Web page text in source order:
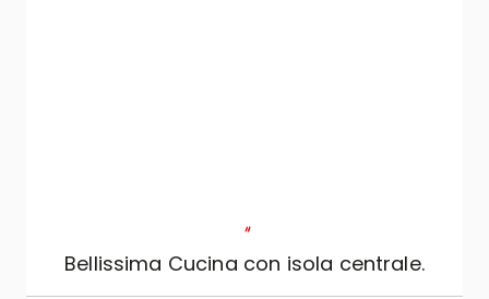
"
Bellissima Cucina con isola centrale.